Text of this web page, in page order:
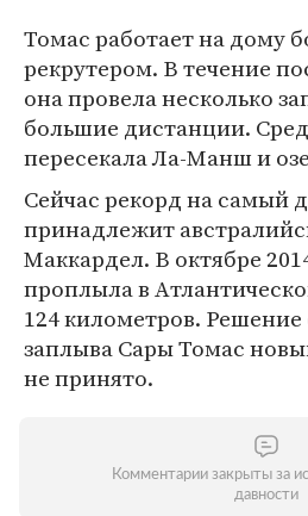
Томас работает на дому
рекрутером. В течение
она провела несколько
большие дистанции.
пересекала Ла-Манш и
Сейчас рекорд на самый
принадлежит
Маккардел. В октябре
проплыла в
124 километров.
заплыва Сары Томас
не принято.
Комментарии закрыты за
давности